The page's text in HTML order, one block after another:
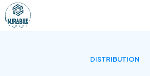
DISTRIBUTION